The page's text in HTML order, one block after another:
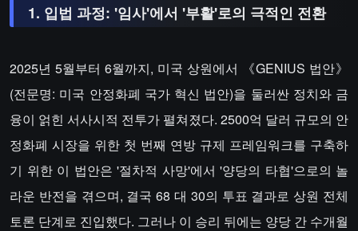
​​1. 입법 과정: '임사'에서 '부활'로의 극적인 전환​​
2025년 5월부터 6월까지, 미국 상원에서 《GENIUS 법안》
(전문명: 미국 안정화폐 국가 혁신 법안)을 둘러싼 정치와 금
융이 얽힌 서사시적 전투가 펼쳐졌다. 2500억 달러 규모의 안
정화폐 시장을 위한 첫 번째 연방 규제 프레임워크를 구축하
기 위한 이 법안은 '절차적 사망'에서 '양당의 타협'으로의 놀
라운 반전을 겪으며, 결국 68 대 30의 투표 결과로 상원 전체
토론 단계로 진입했다. 그러나 이 승리 뒤에는 양당 간 수개월